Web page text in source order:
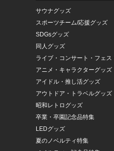
サウナグッズ
スポーツチーム/応援グッズ
SDGsグッズ
同人グッズ
ライブ・コンサート・フェ
アニメ・キャラクターグッズ
アイドル・推し活グッズ
アウトドア・トラベルグッズ
昭和レトログッズ
卒業・卒園記念品特集
LEDグッズ
夏のノベルティ特集